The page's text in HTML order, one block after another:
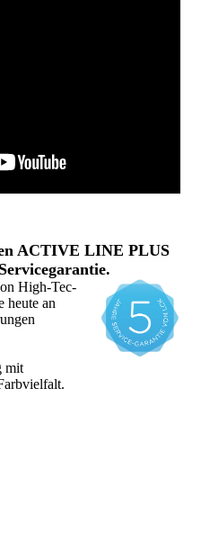
ACTIVE LINE PLUS
High-Tec-
heute an
mit